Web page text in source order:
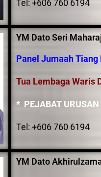
Tel: +606 760 6194
YM Dato Seri
Panel Jumaah Tiang
Tua Lembaga Waris
* PEJABAT URUSAN
Tel: +606 760 6194
YM Dato